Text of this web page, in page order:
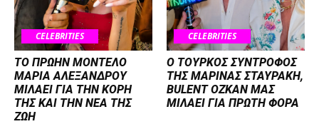
CELEBRITIES
ΤΟ ΠΡΩΗΝ ΜΟΝΤΕΛΟ
ΜΑΡΙΑ ΑΛΕΞΑΝΔΡΟΥ
ΜΙΛΑΕΙ ΓΙΑ ΤΗΝ ΚΟΡΗ
ΤΗΣ ΚΑΙ ΤΗΝ ΝΕΑ ΤΗΣ
ΖΩΗ
CELEBRITIES
Ο ΤΟΥΡΚΟΣ ΣΥΝΤΡΟΦΟΣ
ΤΗΣ ΜΑΡΙΝΑΣ ΣΤΑΥΡΑΚΗ,
BULENT OZKAN ΜΑΣ
ΜΙΛΑΕΙ ΓΙΑ ΠΡΩΤΗ ΦΟΡΑ